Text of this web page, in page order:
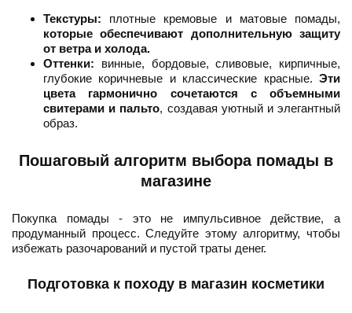
Текстуры: плотные кремовые и матовые помады,
которые обеспечивают дополнительную защиту
от ветра и холода.
Оттенки: винные, бордовые, сливовые, кирпичные,
глубокие коричневые и классические красные. Эти
цвета гармонично сочетаются с объемными
свитерами и пальто, создавая уютный и элегантный
образ.
Пошаговый алгоритм выбора помады в
магазине
Покупка помады - это не импульсивное действие, а
продуманный процесс. Следуйте этому алгоритму, чтобы
избежать разочарований и пустой траты денег.
Подготовка к походу в магазин косметики